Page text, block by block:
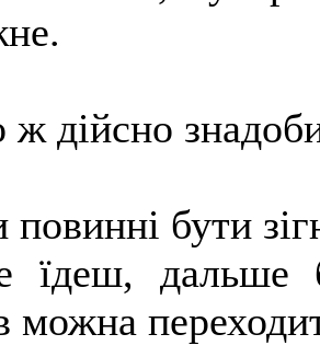
дійсно
повинні бути
їдеш, дальше
можна